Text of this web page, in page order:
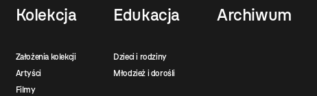
Kolekcja
Założenia kolekcji
Artyści
Filmy
Edukacja
Dzieci i rodziny
Młodzież i dorośli
Archiwum